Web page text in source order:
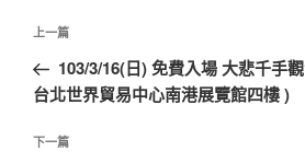
上一篇
103/3/16(日) 免費入場 大悲千手
台北世界貿易中心南港展覽館四樓 )
下一篇